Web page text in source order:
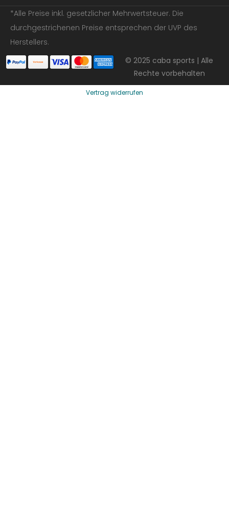
*Alle Preise inkl. gesetzlicher Mehrwertsteuer. Die
durchgestrichenen Preise entsprechen der UVP des
Herstellers.
© 2025 caba sports | Alle
Rechte vorbehalten
Vertrag widerrufen